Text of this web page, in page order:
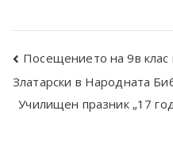
Post
navigation
Посещението на 9в
Златарски в Народната
Училищен празник „17